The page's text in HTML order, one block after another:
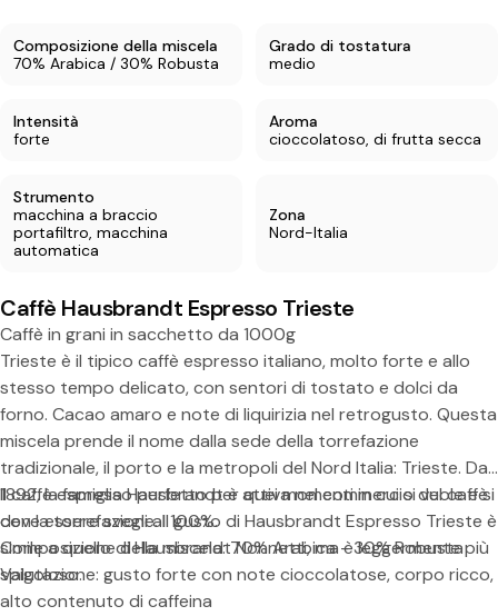
Diviso:
Composizione della miscela
70% Arabica / 30% Robusta
Grado di tostatura
medio
Intensità
forte
Aroma
cioccolatoso, di frutta secca
Strumento
macchina a braccio
portafiltro, macchina
automatica
Zona
Nord-Italia
Caffè Hausbrandt Espresso Trieste
Caffè in grani in sacchetto da 1000g
Trieste è il tipico caffè espresso italiano, molto forte e allo
stesso tempo delicato, con sentori di tostato e dolci da
forno. Cacao amaro e note di liquirizia nel retrogusto. Questa
miscela prende il nome dalla sede della torrefazione
tradizionale, il porto e la metropoli del Nord Italia: Trieste. Dal
1892, la famiglia Hausbrandt è attiva nel commercio del caffè
con la torrefazione. Il gusto di Hausbrandt Espresso Trieste è
simile a quello di Hausbrandt Nonnetti, ma è leggermente più
spigoloso.
Il caffè espresso perfetto per quei momenti in cui si vuole e si
deve essere svegli al 100%.
Composizione della miscela: 70% Arabica - 30% Robusta
Valutazione: gusto forte con note cioccolatose, corpo ricco,
alto contenuto di caffeina